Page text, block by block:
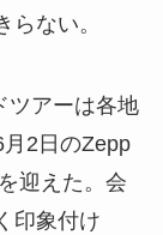
ない。
ツアーは各地
2日のZepp
迎えた。会
印象付け